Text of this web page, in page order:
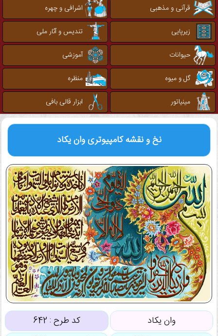
قرآنی و مذهبی
اشرافی و چهره
زیرپایی
تندیس و آثار ملی
حیوانات
آموزشی
گل و میوه
منظره
مینیاتور
ابزار قالی بافی
نخ و نقشه کامپیوتریوان یکاد
وان یکاد کد طرح : 642